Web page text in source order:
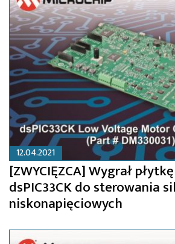
12.04.2021
[ZWYCIĘZCA] Wygrał
dsPIC33CK do sterowania
niskonapięciowych